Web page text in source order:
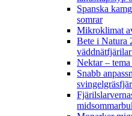
Spanska
somrar
Mikroklimat
Bete i Natura
Nektar –
Snabb